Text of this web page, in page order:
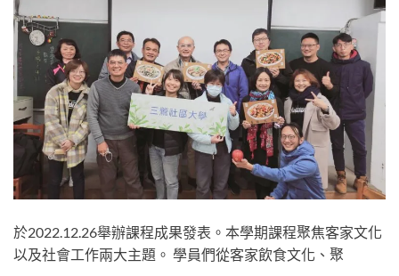
於2022.12.26舉辦課程成果發表。本學期課程聚焦客家文化
以及社會工作兩大主題。 學員們從客家飲食文化、聚